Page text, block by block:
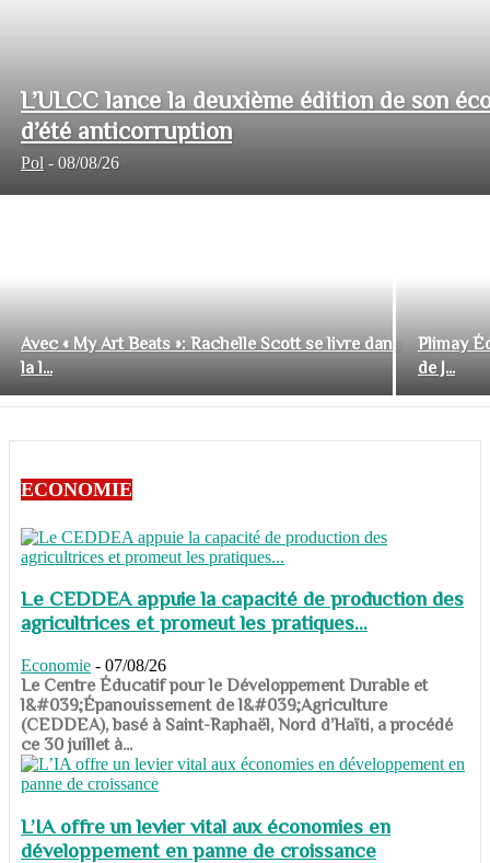
L’ULCC lance la deuxième édition de son
d’été anticorruption
Pol - 08/08/26
Avec « My Art Beats »: Rachelle Scott se livre dans
la l...
Plimay
de J...
ECONOMIE
Le CEDDEA appuie la capacité de production des
agricultrices et promeut les pratiques...
Economie - 07/08/26
​​​​​​​Le Centre Éducatif pour le Développement Durable et
l&#039;Épanouissement de l&#039;Agriculture
(CEDDEA), basé à Saint-Raphaël, Nord d’Haïti, a procédé
ce 30 juillet à...
L’IA offre un levier vital aux économies en
développement en panne de croissance